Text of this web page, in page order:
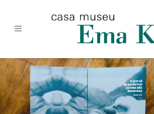
conteúdo
navegação
site